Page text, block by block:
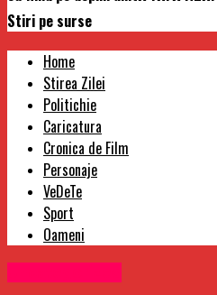
Stiri pe surse
Home
Stirea Zilei
Politichie
Caricatura
Cronica de Film
Personaje
VeDeTe
Sport
Oameni